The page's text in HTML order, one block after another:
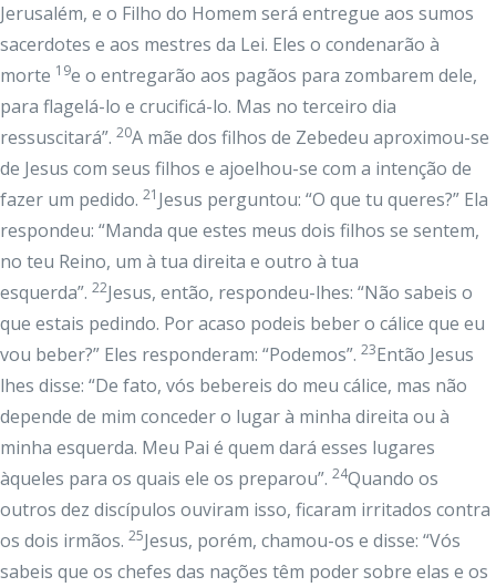
Jerusalém, e o Filho do Homem será entregue aos sumos
sacerdotes e aos mestres da Lei. Eles o condenarão à
morte 19e o entregarão aos pagãos para zombarem dele,
para flagelá-lo e crucificá-lo. Mas no terceiro dia
ressuscitará”. 20A mãe dos filhos de Zebedeu aproximou-se
de Jesus com seus filhos e ajoelhou-se com a intenção de
fazer um pedido. 21 Jesus perguntou: “O que tu queres?” Ela
respondeu: “Manda que estes meus dois filhos se sentem,
no teu Reino, um à tua direita e outro à tua
esquerda”. 22Jesus, então, respondeu-lhes: “Não sabeis o
que estais pedindo. Por acaso podeis beber o cálice que eu
vou beber?” Eles responderam: “Podemos”. 23Então Jesus
lhes disse: “De fato, vós bebereis do meu cálice, mas não
depende de mim conceder o lugar à minha direita ou à
minha esquerda. Meu Pai é quem dará esses lugares
àqueles para os quais ele os preparou”. 24Quando os
outros dez discípulos ouviram isso, ficaram irritados contra
os dois irmãos. 25Jesus, porém, chamou-os e disse: “Vós
sabeis que os chefes das nações têm poder sobre elas e os